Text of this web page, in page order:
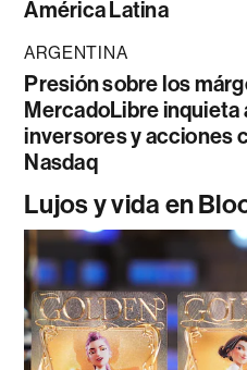
América Latina
ARGENTINA
Presión sobre los
MercadoLibre inquieta
inversores y acciones
Nasdaq
Lujos y vida en